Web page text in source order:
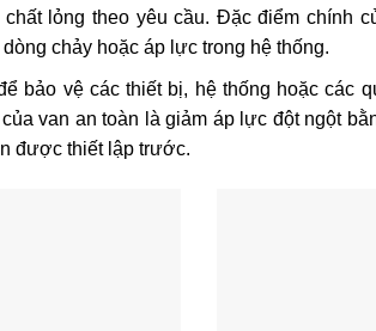
lỏng theo yêu cầu. Đặc điểm chính
chảy hoặc áp lực trong hệ thống.
bảo vệ các thiết bị, hệ thống hoặc các
van an toàn là giảm áp lực đột ngột
được thiết lập trước.